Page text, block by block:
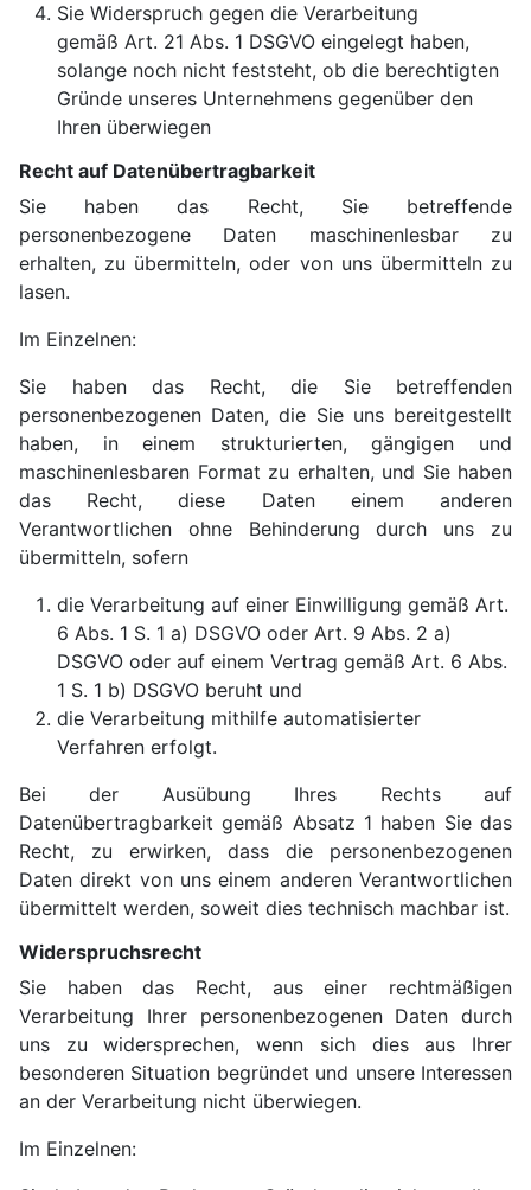
Sie Widerspruch gegen die Verarbeitung
gemäß Art. 21 Abs. 1 DSGVO eingelegt haben,
solange noch nicht feststeht, ob die berechtigten
Gründe unseres Unternehmens gegenüber den
Ihren überwiegen
Recht auf Datenübertragbarkeit
Sie haben das Recht, Sie betreffende
personenbezogene Daten maschinenlesbar zu
erhalten, zu übermitteln, oder von uns übermitteln zu
lasen.
Im Einzelnen:
Sie haben das Recht, die Sie betreffenden
personenbezogenen Daten, die Sie uns bereitgestellt
haben, in einem strukturierten, gängigen und
maschinenlesbaren Format zu erhalten, und Sie haben
das Recht, diese Daten einem anderen
Verantwortlichen ohne Behinderung durch uns zu
übermitteln, sofern
die Verarbeitung auf einer Einwilligung gemäß Art.
6 Abs. 1 S. 1 a) DSGVO oder Art. 9 Abs. 2 a)
DSGVO oder auf einem Vertrag gemäß Art. 6 Abs.
1 S. 1 b) DSGVO beruht und
die Verarbeitung mithilfe automatisierter
Verfahren erfolgt.
Bei der Ausübung Ihres Rechts auf
Datenübertragbarkeit gemäß Absatz 1 haben Sie das
Recht, zu erwirken, dass die personenbezogenen
Daten direkt von uns einem anderen Verantwortlichen
übermittelt werden, soweit dies technisch machbar ist.
Widerspruchsrecht
Sie haben das Recht, aus einer rechtmäßigen
Verarbeitung Ihrer personenbezogenen Daten durch
uns zu widersprechen, wenn sich dies aus Ihrer
besonderen Situation begründet und unsere Interessen
an der Verarbeitung nicht überwiegen.
Im Einzelnen: